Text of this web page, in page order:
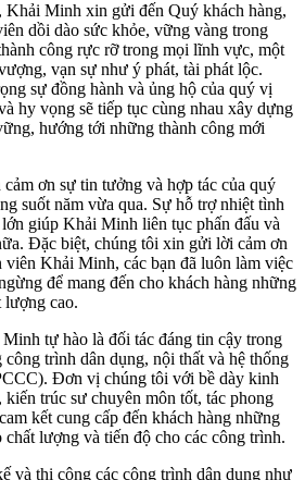
Khải Minh xin gửi đến Quý khách hàng,
dồi dào sức khỏe, vững vàng trong
công rực rỡ trong mọi lĩnh vực, một
vạn sự như ý phát, tài phát lộc.
sự đồng hành và ủng hộ của quý vị
hy vọng sẽ tiếp tục cùng nhau xây dựng
hướng tới những thành công mới
ơn sự tin tưởng và hợp tác của quý
suốt năm vừa qua. Sự hỗ trợ nhiệt tình
giúp Khải Minh liên tục phấn đấu và
Đặc biệt, chúng tôi xin gửi lời cảm ơn
viên Khải Minh, các bạn đã luôn làm việc
để mang đến cho khách hàng những
lượng cao.
tự hào là đối tác đáng tin cậy trong
trình dân dụng, nội thất và hệ thống
Đơn vị chúng tôi với bề dày kinh
trúc sư chuyên môn tốt, tác phong
kết cung cấp đến khách hàng những
lượng và tiến độ cho các công trình.
và thi công các công trình dân dụng như